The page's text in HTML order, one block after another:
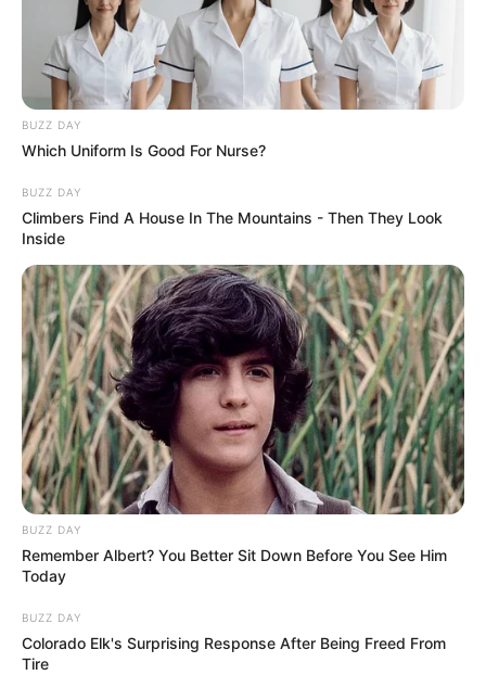
BUZZ DAY
Which Uniform Is Good For Nurse?
BUZZ DAY
Climbers Find A House In The Mountains - Then They Look
Inside
BUZZ DAY
Remember Albert? You Better Sit Down Before You See Him
Today
BUZZ DAY
Colorado Elk's Surprising Response After Being Freed From
Tire